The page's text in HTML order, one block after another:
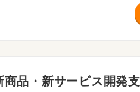
商品・新サービス開発